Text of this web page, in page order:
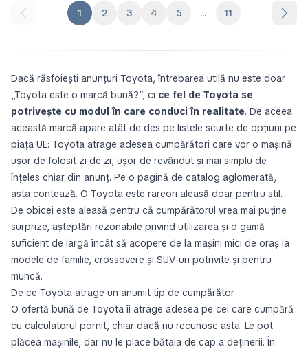
1 2 3 4 5 ... 11
Dacă răsfoiești anunțuri Toyota, întrebarea utilă nu este doar
„Toyota este o marcă bună?”, ci ce fel de Toyota se
potrivește cu modul în care conduci în realitate. De aceea
această marcă apare atât de des pe listele scurte de opțiuni pe
piața UE: Toyota atrage adesea cumpărători care vor o mașină
ușor de folosit zi de zi, ușor de revândut și mai simplu de
înțeles chiar din anunț. Pe o pagină de catalog aglomerată,
asta contează. O Toyota este rareori aleasă doar pentru stil.
De obicei este aleasă pentru că cumpărătorul vrea mai puține
surprize, așteptări rezonabile privind utilizarea și o gamă
suficient de largă încât să acopere de la mașini mici de oraș la
modele de familie, crossovere și SUV-uri potrivite și pentru
muncă.
De ce Toyota atrage un anumit tip de cumpărător
O ofertă bună de Toyota îi atrage adesea pe cei care cumpără
cu calculatorul pornit, chiar dacă nu recunosc asta. Le pot
plăcea mașinile, dar nu le place bătaia de cap a deținerii. În